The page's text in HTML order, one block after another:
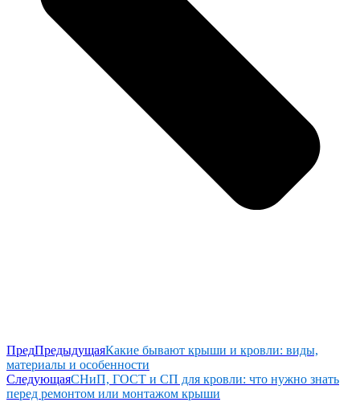
ПредПредыдущаяКакие бывают крыши и кровли: виды,
материалы и особенности
СледующаяСНиП, ГОСТ и СП для кровли: что нужно знать
перед ремонтом или монтажом крыши